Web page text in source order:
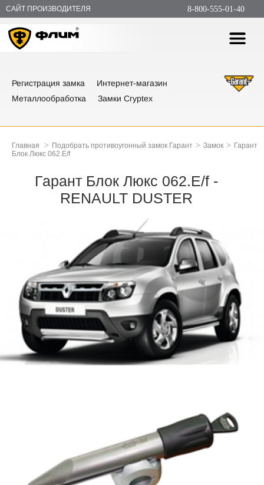
САЙТ ПРОИЗВОДИТЕЛЯ 8-800-555-01-40
Регистрация замка
Интернет-магазин
Металлообработка
Замки Cryptex
Главная > Подобрать противоугонный замок Гарант > Замок > Гарант
Блок Люкс 062.E/f
Гарант Блок Люкс 062.E/f -
RENAULT DUSTER